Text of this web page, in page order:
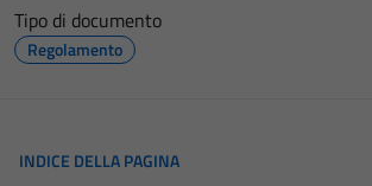
Tipo di documento
Regolamento
INDICE DELLA PAGINA